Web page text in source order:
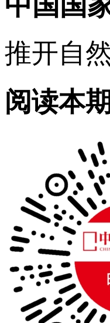
推开自
阅读本